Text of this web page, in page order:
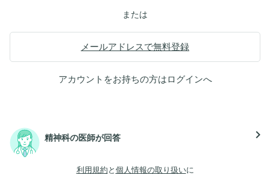
または
メールアドレスで無料登録
アカウントをお持ちの方はログインへ
精神科の医師が回答 navigate_next
利用規約 と 個人情報の取り扱いに